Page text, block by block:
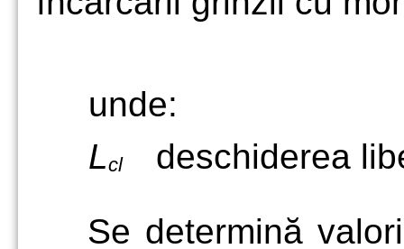
unde:
Lcl
deschiderea
Se determină